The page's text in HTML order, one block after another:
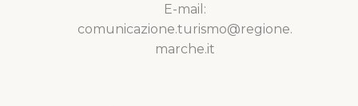
E-mail:
comunicazione.turismo@regione.
marche.it